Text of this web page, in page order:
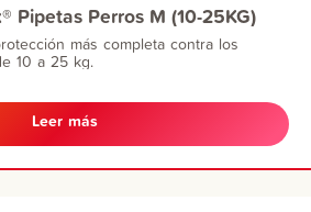
Pipetas Perros M (10-25KG)
más completa contra los
10 a 25 kg.
Leer más